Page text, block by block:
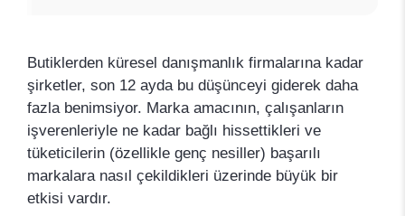
Butiklerden küresel danışmanlık firmalarına kadar
şirketler, son 12 ayda bu düşünceyi giderek daha
fazla benimsiyor. Marka amacının, çalışanların
işverenleriyle ne kadar bağlı hissettikleri ve
tüketicilerin (özellikle genç nesiller) başarılı
markalara nasıl çekildikleri üzerinde büyük bir
etkisi vardır.